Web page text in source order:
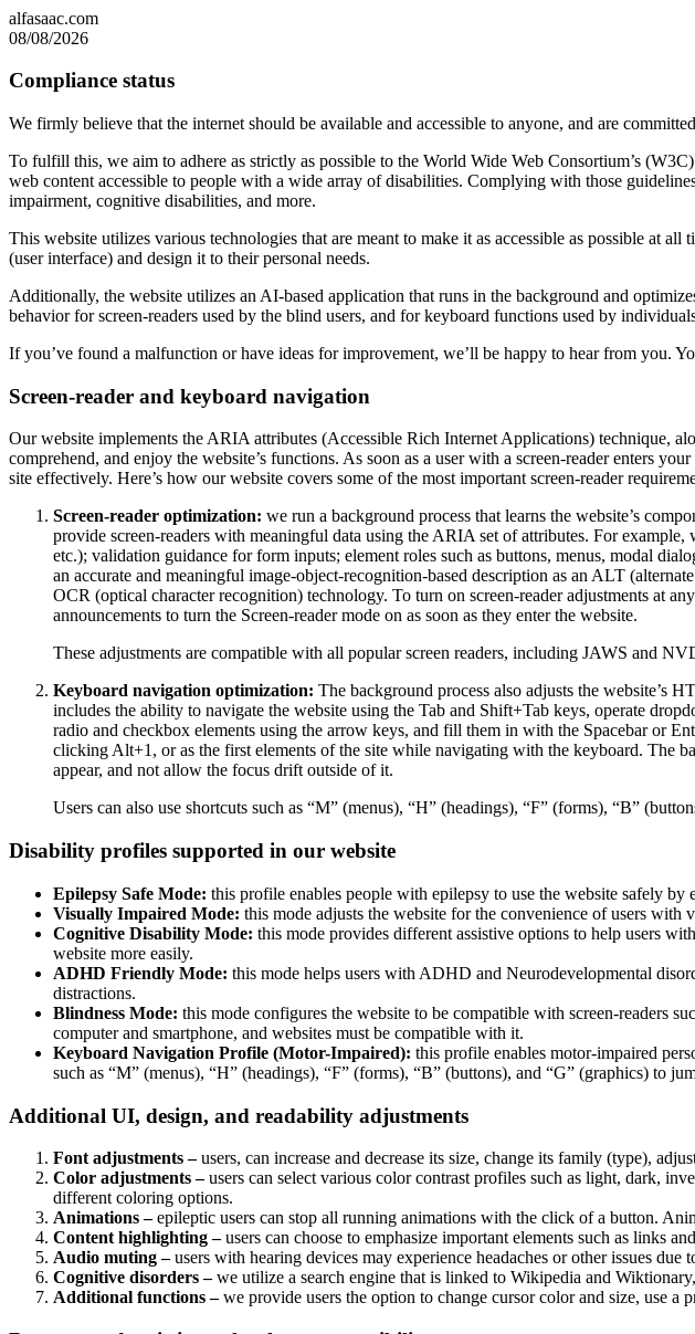
alfasaac.com
08/08/2026
Compliance status
We firmly believe that the internet should be available and accessible to anyone, and are
To fulfill this, we aim to adhere as strictly as possible to the World Wide Web Consortium’s
web content accessible to people with a wide array of disabilities. Complying with those
impairment, cognitive disabilities, and more.
This website utilizes various technologies that are meant to make it as accessible as possible at
(user interface) and design it to their personal needs.
Additionally, the website utilizes an AI-based application that runs in the background and
behavior for screen-readers used by the blind users, and for keyboard functions used by
If you’ve found a malfunction or have ideas for improvement, we’ll be happy to hear from you.
Screen-reader and keyboard navigation
Our website implements the ARIA attributes (Accessible Rich Internet Applications) technique,
comprehend, and enjoy the website’s functions. As soon as a user with a screen-reader enters
site effectively. Here’s how our website covers some of the most important screen-reader
Screen-reader optimization: we run a background process that learns the website’s
provide screen-readers with meaningful data using the ARIA set of attributes. For
etc.); validation guidance for form inputs; element roles such as buttons, menus, modal
an accurate and meaningful image-object-recognition-based description as an ALT
OCR (optical character recognition) technology. To turn on screen-reader adjustments at
announcements to turn the Screen-reader mode on as soon as they enter the website.
These adjustments are compatible with all popular screen readers, including JAWS and
Keyboard navigation optimization: The background process also adjusts the website’s
includes the ability to navigate the website using the Tab and Shift+Tab keys, operate
radio and checkbox elements using the arrow keys, and fill them in with the Spacebar or
clicking Alt+1, or as the first elements of the site while navigating with the keyboard. The
appear, and not allow the focus drift outside of it.
Users can also use shortcuts such as “M” (menus), “H” (headings), “F” (forms), “B”
Disability profiles supported in our website
Epilepsy Safe Mode: this profile enables people with epilepsy to use the website safely
Visually Impaired Mode: this mode adjusts the website for the convenience of users
Cognitive Disability Mode: this mode provides different assistive options to help users
website more easily.
ADHD Friendly Mode: this mode helps users with ADHD and Neurodevelopmental
distractions.
Blindness Mode: this mode configures the website to be compatible with screen-readers
computer and smartphone, and websites must be compatible with it.
Keyboard Navigation Profile (Motor-Impaired): this profile enables motor-impaired
such as “M” (menus), “H” (headings), “F” (forms), “B” (buttons), and “G” (graphics) to
Additional UI, design, and readability adjustments
Font adjustments –users, can increase and decrease its size, change its family (type),
Color adjustments –users can select various color contrast profiles such as light, dark,
different coloring options.
Animations –epileptic users can stop all running animations with the click of a button.
Content highlighting –users can choose to emphasize important elements such as links
Audio muting –users with hearing devices may experience headaches or other issues
Cognitive disorders –we utilize a search engine that is linked to Wikipedia and
Additional functions –we provide users the option to change cursor color and size, use